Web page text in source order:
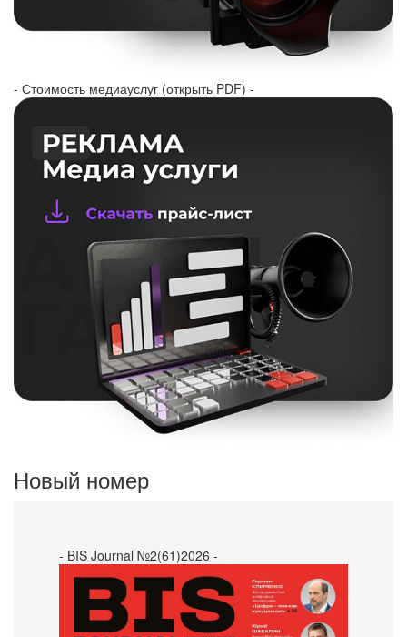
- Стоимость медиауслуг (открыть PDF) -
Новый номер
- BIS Journal №2(61)2026 -